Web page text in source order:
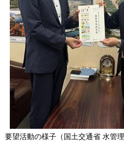
要望活動の様子（国土交通省 水管